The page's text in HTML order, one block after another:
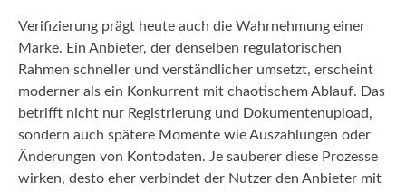
Verifizierung prägt heute auch die Wahrnehmung einer
Marke. Ein Anbieter, der denselben regulatorischen
Rahmen schneller und verständlicher umsetzt, erscheint
moderner als ein Konkurrent mit chaotischem Ablauf. Das
betrifft nicht nur Registrierung und Dokumentenupload,
sondern auch spätere Momente wie Auszahlungen oder
Änderungen von Kontodaten. Je sauberer diese Prozesse
wirken, desto eher verbindet der Nutzer den Anbieter mit